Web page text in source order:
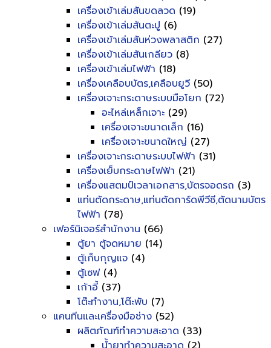
เครื่องเข้าเล่มสันขดลวด (19)
เครื่องเข้าเล่มสันตะปู (6)
เครื่องเข้าเล่มสันห่วงพลาสติก (27)
เครื่องเข้าเล่มสันเกลียว (8)
เครื่องเข้าเล่มไฟฟ้า (18)
เครื่องเคลือบบัตร,เคลือบยูวี (50)
เครื่องเจาะกระดาษระบบมือโยก (72)
อะไหล่เหล็กเจาะ (29)
เครื่องเจาะขนาดเล็ก (16)
เครื่องเจาะขนาดใหญ่ (27)
เครื่องเจาะกระดาษระบบไฟฟ้า (31)
เครื่องเย็บกระดาษไฟฟ้า (21)
เครื่องแสตมป์เวลาเอกสาร,บัตรจอดรถ (3)
แท่นตัดกระดาษ,แท่นตัดการ์ดพีวีซี,ตัดนามบัตร
ไฟฟ้า (78)
เฟอร์นิเจอร์สำนักงาน (66)
ตู้ยา ตู้จดหมาย (14)
ตู้เก็บกุญแจ (4)
ตู้เซฟ(4)
เก้าอี้ (37)
โต๊ะทำงาน,โต๊ะพับ (7)
แคนทีนและเครื่องมือช่าง (52)
ผลิตภัณฑ์ทำความสะอาด (33)